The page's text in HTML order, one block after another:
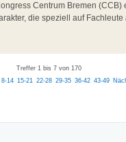
Centrum Bremen
die speziell auf Fachleute
Treffer 1 bis 7 von 170
8-14 15-21 22-28 29-35 36-42 43-49